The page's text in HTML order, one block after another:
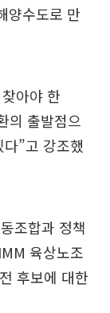
양수도로 만
아야 한
의 출발점으
”고 강조했
조합과 정책
육상노조
후보에 대한